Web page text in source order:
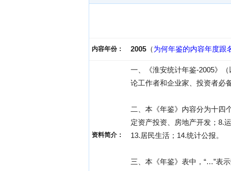
内容年份： 2005 （为何年鉴的内容年度跟
资料简介：
一、《淮安统计年鉴-2005》
论工作者和企业家、投资者必
二、本《年鉴》内容分为十四
定资产投资、房地产开发；8.
13.居民生活；14.统计公报。
三、本《年鉴》表中，“…”表